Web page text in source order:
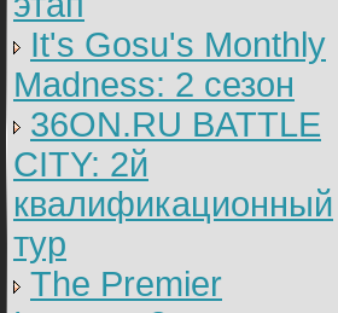
It's Gosu's Monthly
Madness: 2 сезон
36ON.RU BATTLE
CITY: 2й
квалификационный
тур
The Premier